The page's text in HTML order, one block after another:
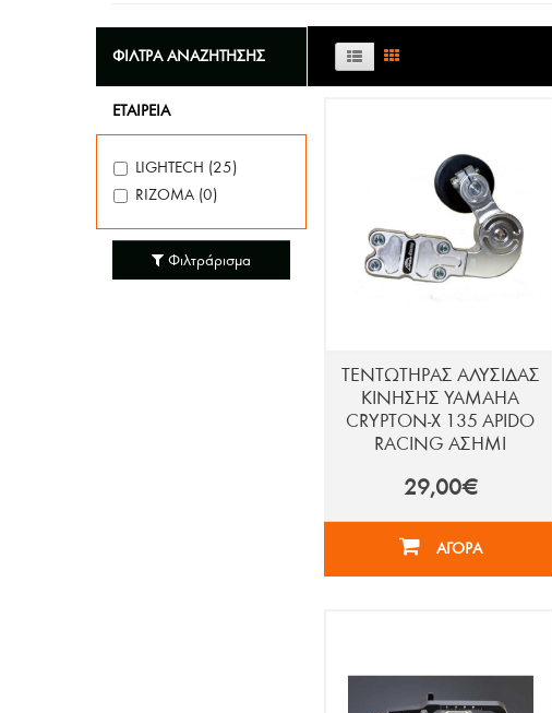
ΦΙΛΤΡΑ ΑΝΑΖΗΤΗΣΗΣ
EΤΑΙΡΕΙΑ
LIGHTECH (25)
RIZOMA (0)
Φιλτράρισμα
ΤΕΝΤΩΤΗΡΑΣ ΑΛΥΣΙΔΑΣ
ΚΙΝΗΣΗΣ YAMAHA
CRYPTON-X 135 APIDO
RACING ΑΣΗΜΙ
29,00€
ΑΓΟΡΑ